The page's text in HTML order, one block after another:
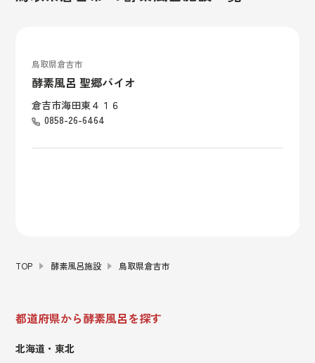
鳥取県倉吉市
酵素風呂 聖郷バイオ
倉吉市海田東４１６
0858-26-6464
TOP 酵素風呂施設 鳥取県倉吉市
都道府県から酵素風呂を探す
北海道・東北